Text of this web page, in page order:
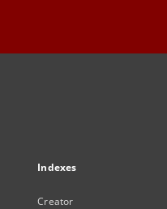
Indexes
Creator